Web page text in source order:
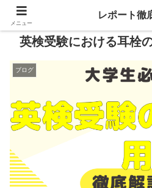
英検受験における耳栓
ブログ
メニュー
レポート徹